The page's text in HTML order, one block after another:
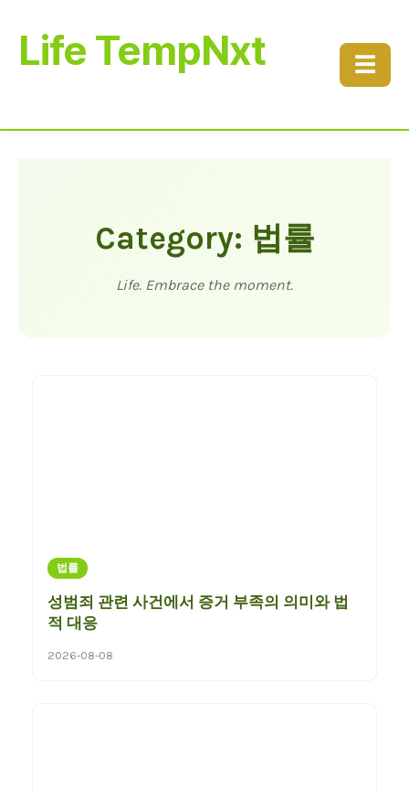
Life TempNxt ☰
Category: 법률
Life. Embrace the moment.
법률
성범죄 관련 사건에서 증거 부족의 의미와 법
적 대응
2026-08-08